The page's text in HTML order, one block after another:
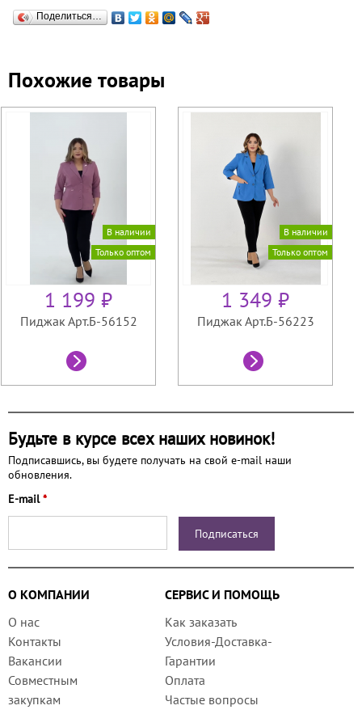
Поделиться…
Похожие товары
В наличии
Только оптом
1 199 ₽
Пиджак Арт.Б-56152
В наличии
Только оптом
1 349 ₽
Пиджак Арт.Б-56223
Будьте в курсе всех наших новинок!
Подписавшись, вы будете получать на свой e-mail наши
обновления.
E-mail*
О КОМПАНИИ
СЕРВИС И ПОМОЩЬ
О нас
Контакты
Вакансии
Совместным
закупкам
Как заказать
Условия-Доставка-
Гарантии
Оплата
Частые вопросы